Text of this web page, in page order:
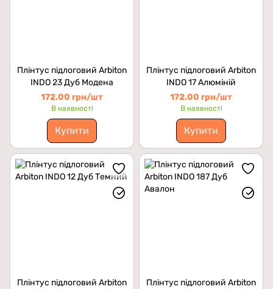
Плінтус підлоговий Arbiton
INDO 23 Дуб Модена
172.00 грн/шт
В наявності
Купити
Плінтус підлоговий Arbiton
INDO 17 Алюміній
172.00 грн/шт
В наявності
Купити
Плінтус підлоговий Arbiton
Плінтус підлоговий Arbiton